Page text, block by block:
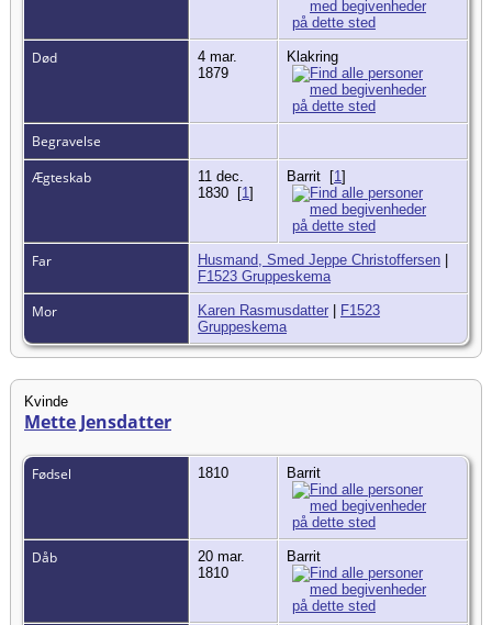
Død
4 mar.
1879
Klakring
Begravelse
Ægteskab
11 dec.
1830
[1]
Barrit [1]
Far Husmand, Smed Jeppe Christoffersen
F1523 Gruppeskema
Mor Karen Rasmusdatter
F1523
Gruppeskema
Kvinde
Mette Jensdatter
Fødsel 1810 Barrit
Dåb
20 mar.
1810
Barrit